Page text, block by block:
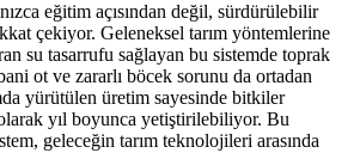
eğitim açısından değil, sürdürülebilir
çekiyor. Geleneksel tarım yöntemlerine
su tasarrufu sağlayan bu sistemde toprak
ot ve zararlı böcek sorunu da ortadan
yürütülen üretim sayesinde bitkiler
yıl boyunca yetiştirilebiliyor. Bu
geleceğin tarım teknolojileri arasında